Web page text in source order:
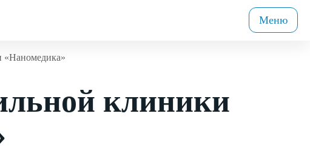
Меню
«Наномедика»
клиники